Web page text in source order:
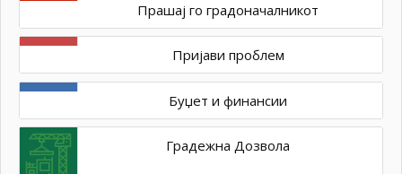
Прашај го градоначалникот
Пријави проблем
Буџет и финансии
Градежна Дозвола